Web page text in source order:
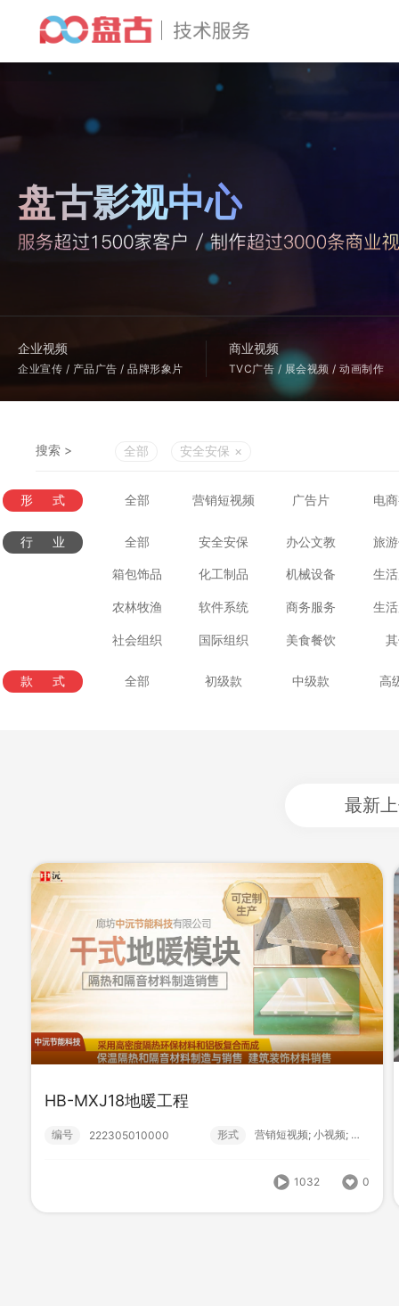
盘古影视中心
企业视频
企业宣传 / 产品广告 / 品牌形象片
商业视频
TVC广告 / 展会视频 / 动画制作
搜索 > 全部 安全安保 ×
形式 全部 营销短视频 广告片 电
行业 全部 安全安保 办公文教 旅
箱包饰品 化工制品 机械设备 生
农林牧渔 软件系统 商务服务 生
社会组织 国际组织 美食餐饮
款式 全部 初级款 中级款 高
最新
0
HB-MXJ18地暖工程
编号 222305010000 形式 营销短视频; 小视频; 初级款;
1032 0